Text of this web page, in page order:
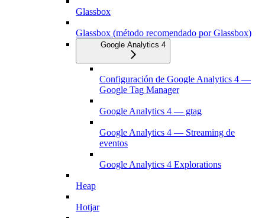
Glassbox
Glassbox (método recomendado por Glassbox)
Google Analytics 4
Configuración de Google Analytics 4 —
Google Tag Manager
Google Analytics 4 — gtag
Google Analytics 4 — Streaming de
eventos
Google Analytics 4 Explorations
Heap
Hotjar